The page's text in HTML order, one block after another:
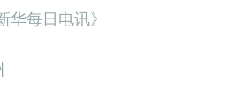
湖北
每日电讯》